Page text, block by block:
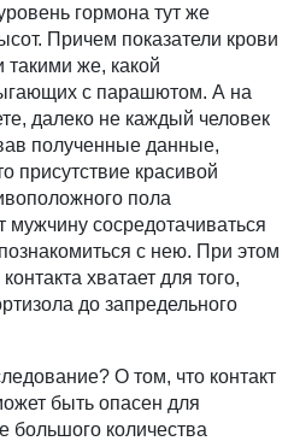
гормона тут же
Причем показатели крови
же, какой
с парашютом. А на
далеко не каждый человек
полученные данные,
присутствие красивой
пола
мужчину сосредотачиваться
с нею. При этом
хватает для того,
до запредельного
О том, что контакт
быть опасен для
количества